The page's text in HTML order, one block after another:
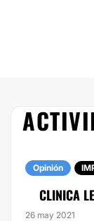
Opinión
CLINICA
26 may 2021